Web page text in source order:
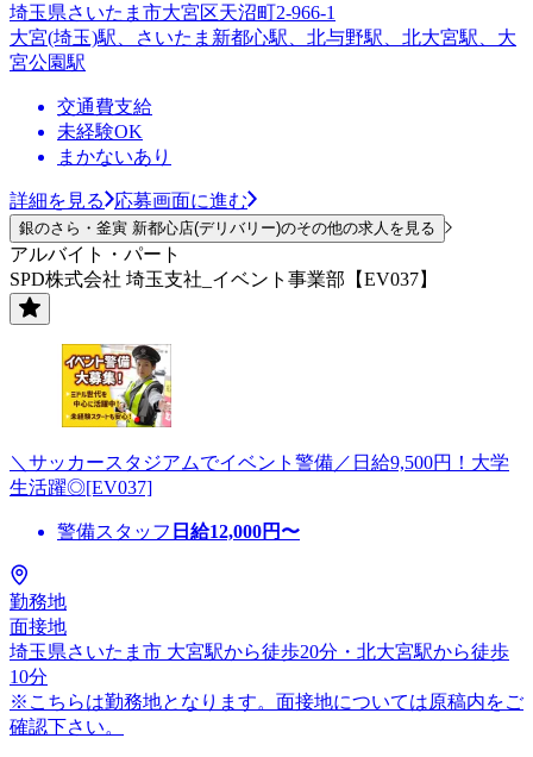
埼玉県さいたま市大宮区天沼町2-966-1
大宮(埼玉)駅、さいたま新都心駅、北与野駅、北大宮駅、大
宮公園駅
交通費支給
未経験OK
まかないあり
詳細を見る 応募画面に進む
銀のさら・釜寅 新都心店(デリバリー)のその他の求人を見る
アルバイト・パート
SPD株式会社 埼玉支社_イベント事業部【EV037】
＼サッカースタジアムでイベント警備／日給9,500円！大学
生活躍◎[EV037]
警備スタッフ 日給12,000円〜
勤務地
面接地
埼玉県さいたま市 大宮駅から徒歩20分・北大宮駅から徒歩
10分
※こちらは勤務地となります。面接地については原稿内をご
確認下さい。